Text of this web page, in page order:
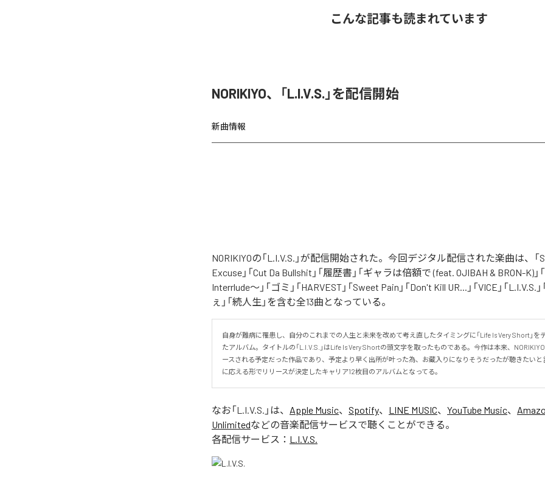
こんな記事も読まれています
NORIKIYO、「L.I.V.S.」を配信開始
新曲情報
NORIKIYOの「L.I.V.S.」が配信開始された。今回デジタル配信された楽曲は、「
Excuse」「Cut Da Bullshit」「履歴書」「ギャラは倍額で (feat. OJIBAH & BRON-K)」
Interrlude～」「ゴミ」「HARVEST」「Sweet Pain」「Don't Kill UR...」「VICE」「L.I.V.S.
ぇ」「続人生」を含む全13曲となっている。
自身が難病に罹患し、自分のこれまでの人生と未来を改めて考え直したタイミングに「Life Is Very Short」を
たアルバム。タイトルの「L.I.V.S.」はLife Is Very Shortの頭文字を取ったものである。今作は本来、
ースされる予定だった作品であり、予定より早く出所が叶った為、お蔵入りになりそうだったが聴きたいと
に応える形でリリースが決定したキャリア12枚目のアルバムとなってる。
なお「L.I.V.S. 」は、 Apple Music、 Spotify、 LINE MUSIC、 YouTube Music、
Unlimitedなどの音楽配信サービスで聴くことができる。
各配信サービス： L.I.V.S.